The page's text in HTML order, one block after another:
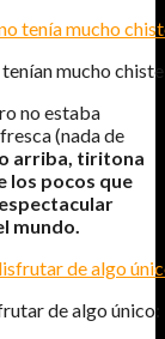
mucho
no estaba
(nada de
arriba, tiritona
los pocos que
mundo.
de algo único: